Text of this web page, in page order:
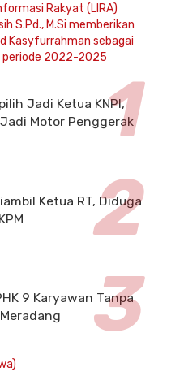
Jadi Ketua KNPI,
Motor Penggerak
Ketua RT, Diduga
9 Karyawan Tanpa